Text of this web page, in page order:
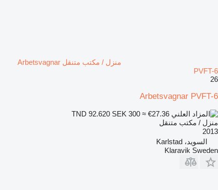
منزل / مكتب متنقل Arbetsvagnar
PVFT-6
26
Arbetsvagnar PVFT-6
SEK 300 ≈ €27.36
منزل / مكتب متنقل
2013
السويد، Karlstad
Klaravik Sweden